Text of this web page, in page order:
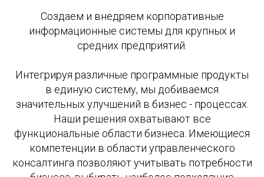
Создаем и внедряем корпоративные
информационные системы для крупных и
средних предприятий.
Интегрируя различные программные продукты
в единую систему, мы добиваемся
значительных улучшений в бизнес - процессах.
Наши решения охватывают все
функциональные области бизнеса. Имеющиеся
компетенции в области управленческого
консалтинга позволяют учитывать потребности